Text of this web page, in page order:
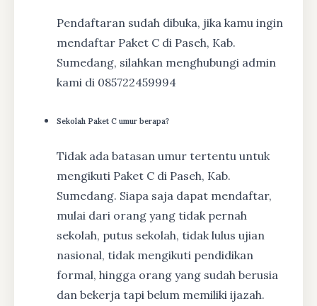
Pendaftaran sudah dibuka, jika kamu ingin
mendaftar Paket C di Paseh, Kab.
Sumedang, silahkan menghubungi admin
kami di 085722459994
Sekolah Paket C umur berapa?
Tidak ada batasan umur tertentu untuk
mengikuti Paket C di Paseh, Kab.
Sumedang. Siapa saja dapat mendaftar,
mulai dari orang yang tidak pernah
sekolah, putus sekolah, tidak lulus ujian
nasional, tidak mengikuti pendidikan
formal, hingga orang yang sudah berusia
dan bekerja tapi belum memiliki ijazah.